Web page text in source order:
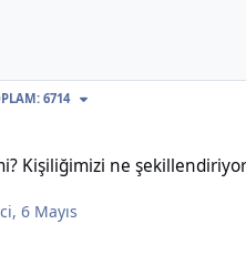
6714
Kişiliğimizi ne
,6 Mayıs